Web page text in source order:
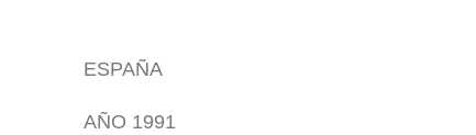
ESPAÑA
AÑO 1991